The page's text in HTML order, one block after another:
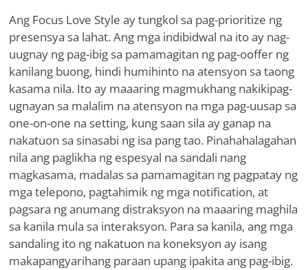
Ang Focus Love Style ay tungkol sa pag-prioritize ng
presensya sa lahat. Ang mga indibidwal na ito ay nag-
uugnay ng pag-ibig sa pamamagitan ng pag-ooffer ng
kanilang buong, hindi humihinto na atensyon sa taong
kasama nila. Ito ay maaaring magmukhang nakikipag-
ugnayan sa malalim na atensyon na mga pag-uusap sa
one-on-one na setting, kung saan sila ay ganap na
nakatuon sa sinasabi ng isa pang tao. Pinahahalagahan
nila ang paglikha ng espesyal na sandali nang
magkasama, madalas sa pamamagitan ng pagpatay ng
mga telepono, pagtahimik ng mga notification, at
pagsara ng anumang distraksyon na maaaring maghila
sa kanila mula sa interaksyon. Para sa kanila, ang mga
sandaling ito ng nakatuon na koneksyon ay isang
makapangyarihang paraan upang ipakita ang pag-ibig.